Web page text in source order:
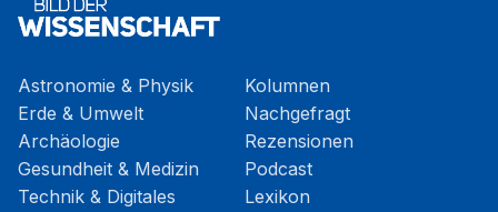
Astronomie & Physik
Erde & Umwelt
Archäologie
Gesundheit & Medizin
Technik & Digitales
Kolumnen
Nachgefragt
Rezensionen
Podcast
Lexikon